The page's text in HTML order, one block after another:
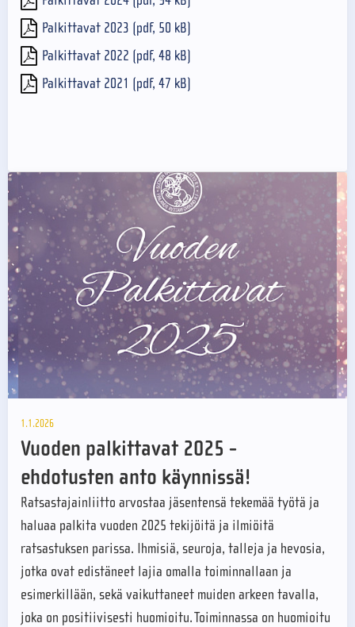
Palkittavat 2023 (pdf, 50 kB)
Palkittavat 2022 (pdf, 48 kB)
Palkittavat 2021 (pdf, 47 kB)
1.1.2026
Vuoden palkittavat 2025 -
ehdotusten anto käynnissä!
Ratsastajainliitto arvostaa jäsentensä tekemää työtä ja
haluaa palkita vuoden 2025 tekijöitä ja ilmiöitä
ratsastuksen parissa. Ihmisiä, seuroja, talleja ja hevosia,
jotka ovat edistäneet lajia omalla toiminnallaan ja
esimerkillään, sekä vaikuttaneet muiden arkeen tavalla,
joka on positiivisesti huomioitu. Toiminnassa on huomioitu